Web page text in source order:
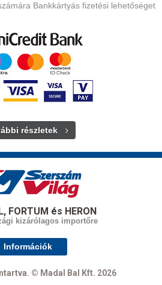
Bankkártyás fizetési lehetőséget
részletek
FORTUM és HERON
kizárólagos importőre
Információk
© Madal Bal Kft. 2026